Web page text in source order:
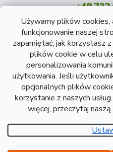
Używamy plików cookies,
funkcjonowanie naszej
zapamiętać, jak korzystasz
plików cookie w celu
personalizowania
użytkowania. Jeśli
opcjonalnych plików
korzystanie z naszych
więcej, przeczytaj naszą
+48 732
Pon - Pt: